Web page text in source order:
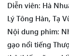
Diễn viên: Hà
Lý Tông Hàn, Tạ
Nội dung phim:
gạo nổi tiếng